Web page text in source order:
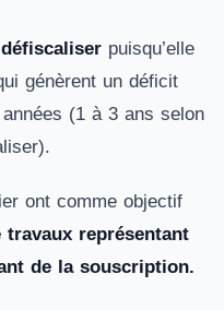
puisqu’elle
génèrent un déficit
(1 à 3 ans selon
ont comme objectif
travaux représentant
de la souscription.